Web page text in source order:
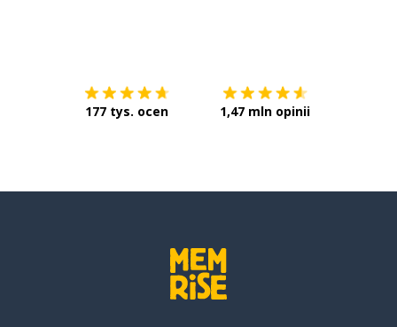
177 tys. ocen 1,47 mln opinii